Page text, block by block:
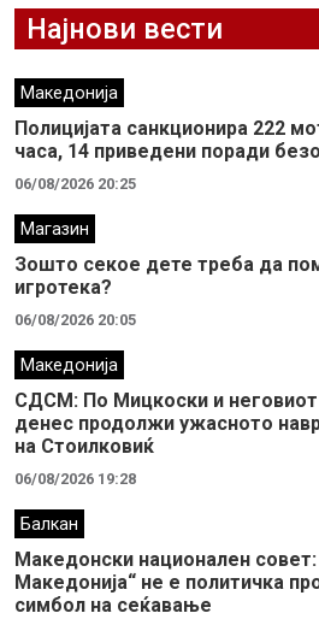
Најнови вести
Македонија
Полицијата санкционира 222
часа, 14 приведени поради
06/08/2026 20:25
Магазин
Зошто секое дете треба да
игротека?
06/08/2026 20:05
Македонија
СДСМ: По Мицкоски и неговиот
денес продолжи ужасното
на Стоилковиќ
06/08/2026 19:28
Балкан
Македонски национален
Македонија“ не е политичка
симбол на сеќавање